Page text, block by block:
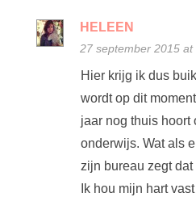
HELEEN
27 september 2015 at
Hier krijg ik dus
wordt op dit
jaar nog thuis hoort
onderwijs. Wat als
zijn bureau zegt
Ik hou mijn hart